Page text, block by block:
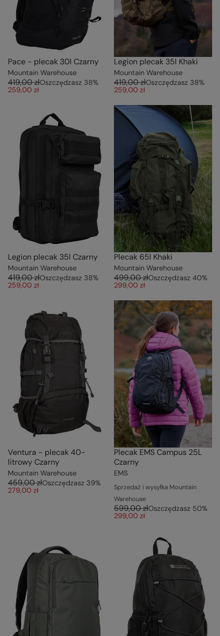
Pace - plecak 30l Czarny
Mountain Warehouse
419,00 złOszczędzasz 38%
259,00 zł
Legion plecak 35l Khaki
Mountain Warehouse
419,00 złOszczędzasz 38%
259,00 zł
Legion plecak 35l Czarny
Mountain Warehouse
419,00 złOszczędzasz 38%
259,00 zł
Plecak 65l Khaki
Mountain Warehouse
499,00 złOszczędzasz 40%
299,00 zł
Ventura - plecak 40-
litrowy Czarny
Mountain Warehouse
459,00 złOszczędzasz 39%
279,00 zł
Plecak EMS Campus 25L
Czarny
EMS
Sprzedaż i wysyłka Mountain
Warehouse
599,00 złOszczędzasz 50%
299,00 zł